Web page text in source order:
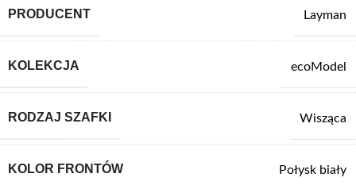
PRODUCENT Layman
KOLEKCJA ecoModel
RODZAJ SZAFKI Wisząca
KOLOR FRONTÓW Połysk biały